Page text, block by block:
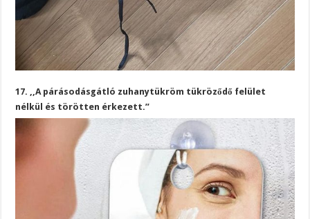
17. ,,A párásodásgátló zuhanytükröm tükröződő felület
nélkül és törötten érkezett.”